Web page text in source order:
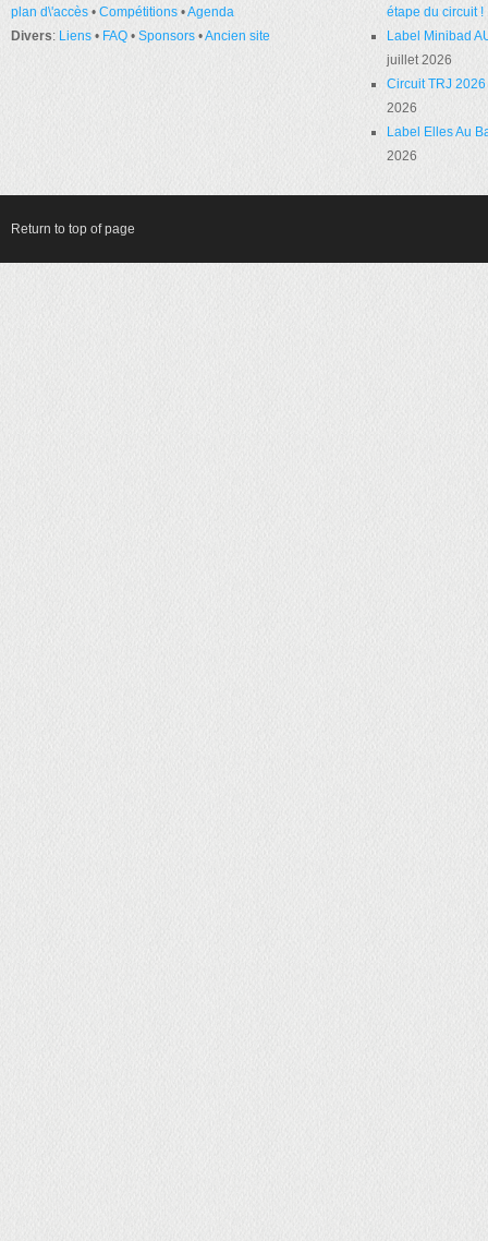
plan d\'accès • Compétitions •Agenda
Divers: Liens • FAQ • Sponsors •Ancien site
étape du circuit !
Label Minibad
juillet 2026
Circuit TRJ
2026
Label Elles Au
2026
Return to top of page